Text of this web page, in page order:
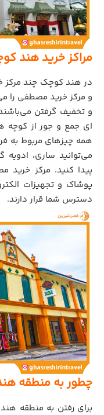
مراکز خرید هند
در هند کوچک چند مرکز
و مرکز خرید مصطفی را
و تخفیف گرفتن
ای جمع و جور از کوچه
همه چیزهای مربوط به
می‌توانید ساری،
پیدا کنید. مرکز خرید
پوشاک و تجهیزات
دسترس شما قرار دارند.
چطور به منطقه
برای رفتن به منطقه